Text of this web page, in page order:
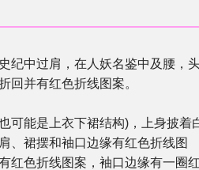
纪中过肩，在人妖名鉴中及腰，
回并有红色折线图案。
可能是上衣下裙结构)，上身披着
、裙摆和袖口边缘有红色折线图
红色折线图案，袖口边缘有一圈